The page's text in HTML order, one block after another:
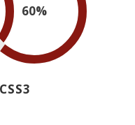
60%
CSS3